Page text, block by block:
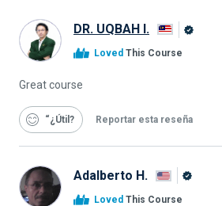
DR. UQBAH I.
Loved This Course
Great course
“¿Útil Reportar esta reseña
Adalberto H.
Loved This Course